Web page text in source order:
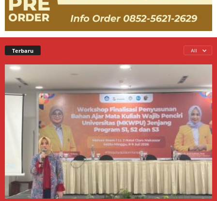
Terbaru All